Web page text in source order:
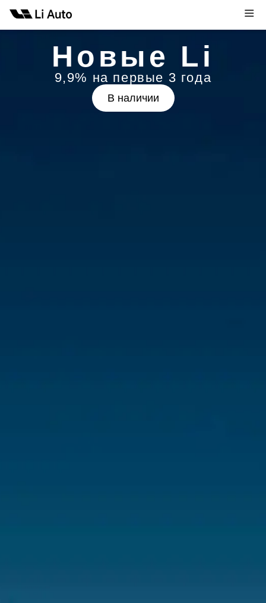
Новые Li
9,9% на первые 3 года
В наличии